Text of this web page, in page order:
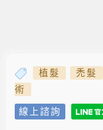
植髮 禿髮
術
線上諮詢